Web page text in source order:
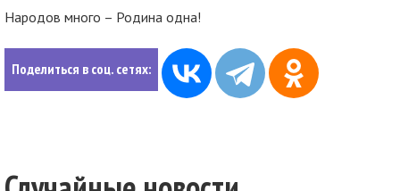
Народов много – Родина одна!
Поделиться в соц. сетях: